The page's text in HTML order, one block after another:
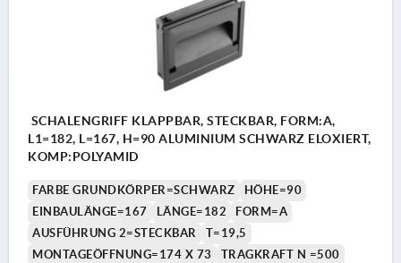
SCHALENGRIFF KLAPPBAR, STECKBAR, FORM:A,
L1=182, L=167, H=90 ALUMINIUM SCHWARZ ELOXIERT,
KOMP:POLYAMID
FARBE GRUNDKÖRPER=SCHWARZ
HÖHE=90
EINBAULÄNGE=167
LÄNGE=182
FORM=A
AUSFÜHRUNG 2=STECKBAR
T=19,5
MONTAGEÖFFNUNG=174 X 73
TRAGKRAFT N =500